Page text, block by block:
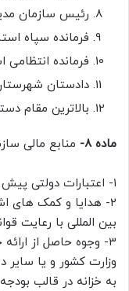
رئیس سازمان
فرمانده سپاه
فرمانده انتظامی
دادستان شهرستان
بالاترین مقام
ماده ۸- منابع مالی
۱- اعتبارات دولتی پیش بینی شده در قوانین بودجه سنواتی
۲- هدایا و کمک های
بین المللی با رعایت
۳- وجوه حاصل از
وزارت کشور و یا سایر
به خزانه در قالب